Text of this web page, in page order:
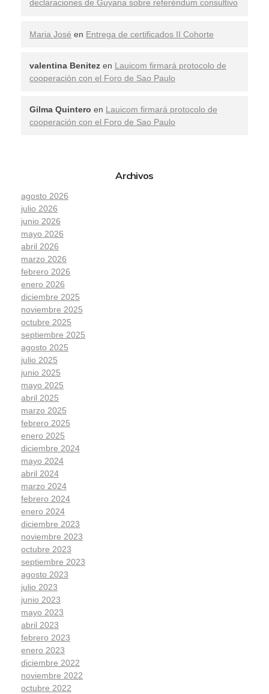
declaraciones de Guyana sobre referéndum consultivo
Maria José en Entrega de certificados II Cohorte
valentina Benitez en Lauicom firmará protocolo de
cooperación con el Foro de Sao Paulo
Gilma Quintero en Lauicom firmará protocolo de
cooperación con el Foro de Sao Paulo
Archivos
agosto 2026
julio 2026
junio 2026
mayo 2026
abril 2026
marzo 2026
febrero 2026
enero 2026
diciembre 2025
noviembre 2025
octubre 2025
septiembre 2025
agosto 2025
julio 2025
junio 2025
mayo 2025
abril 2025
marzo 2025
febrero 2025
enero 2025
diciembre 2024
mayo 2024
abril 2024
marzo 2024
febrero 2024
enero 2024
diciembre 2023
noviembre 2023
octubre 2023
septiembre 2023
agosto 2023
julio 2023
junio 2023
mayo 2023
abril 2023
febrero 2023
enero 2023
diciembre 2022
noviembre 2022
octubre 2022